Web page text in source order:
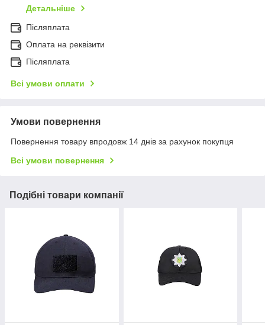
Детальніше
Післяплата
Оплата на реквізити
Післяплата
Всі умови оплати
Умови повернення
Повернення товару впродовж 14 днів за рахунок покупця
Всі умови повернення
Подібні товари компанії